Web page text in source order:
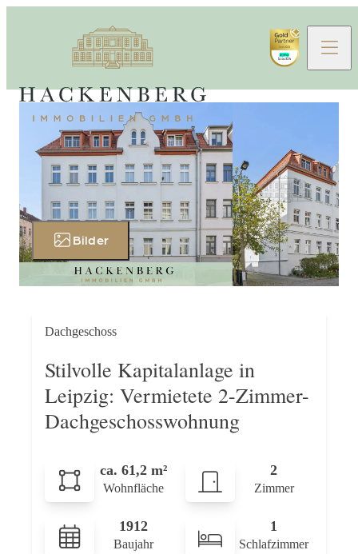
Bilder
Dachgeschoss
Stilvolle Kapitalanlage in
Leipzig: Vermietete 2-Zimmer-
Dachgeschosswohnung
ca. 61,2 m²
Wohnfläche
2
Zimmer
1912
Baujahr
1
Schlafzimmer